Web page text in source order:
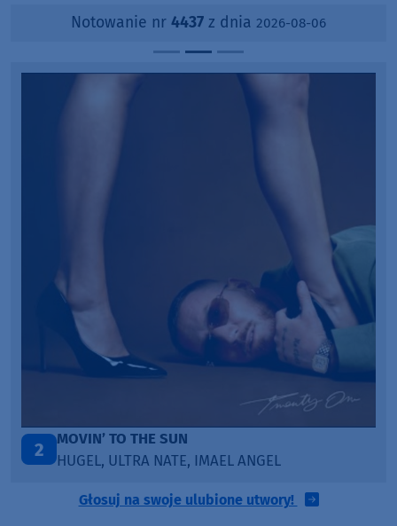
Notowanie nr 4437 z dnia 2026-08-06
3
ITEPE ITEDE
SANAH
Głosuj na swoje ulubione utwory!